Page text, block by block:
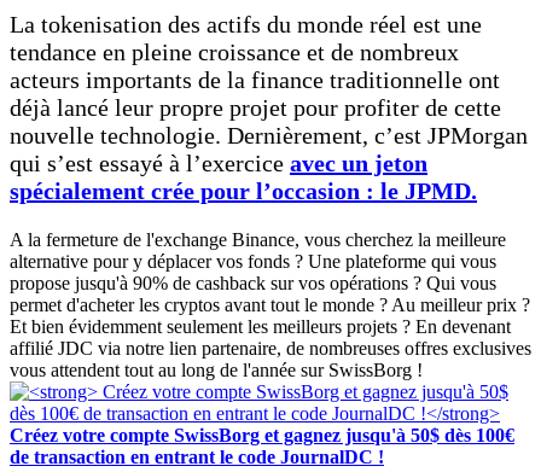
La tokenisation des actifs du monde réel est une
tendance en pleine croissance et de nombreux
acteurs importants de la finance traditionnelle ont
déjà lancé leur propre projet pour profiter de cette
nouvelle technologie. Dernièrement, c’est JPMorgan
qui s’est essayé à l’exercice avec un jeton
spécialement crée pour l’occasion : le JPMD.
A la fermeture de l'exchange Binance, vous cherchez la meilleure
alternative pour y déplacer vos fonds ? Une plateforme qui vous
propose jusqu'à 90% de cashback sur vos opérations ? Qui vous
permet d'acheter les cryptos avant tout le monde ? Au meilleur prix ?
Et bien évidemment seulement les meilleurs projets ? En devenant
affilié JDC via notre lien partenaire, de nombreuses offres exclusives
vous attendent tout au long de l'année sur SwissBorg !
Créez votre compte SwissBorg et gagnez jusqu'à 50$ dès 100€
de transaction en entrant le code JournalDC !